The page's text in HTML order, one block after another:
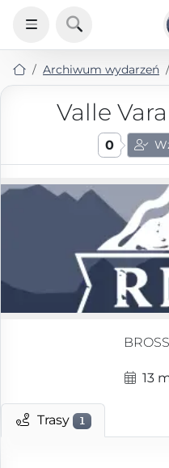
Archiwum wydarzeń
Valle
0
13
Trasy 1